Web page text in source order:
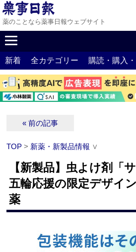
薬のことなら薬事日報ウェブサイト
新着 全カテゴリー 購読・購入
« 前の記事
TOP > 新薬・新製品情報 ∨
【新製品】虫よけ剤「
五輪応援の限定デザイ
薬